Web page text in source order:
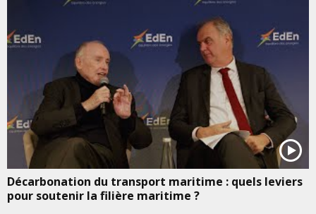
Décarbonation du transport maritime : quels leviers
pour soutenir la filière maritime ?